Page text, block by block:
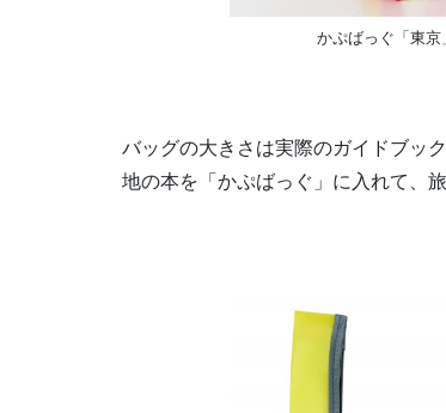
かぷばっぐ「東
バッグの大きさは実際のガイドブッ
地の本を「かぷばっぐ」に入れて、